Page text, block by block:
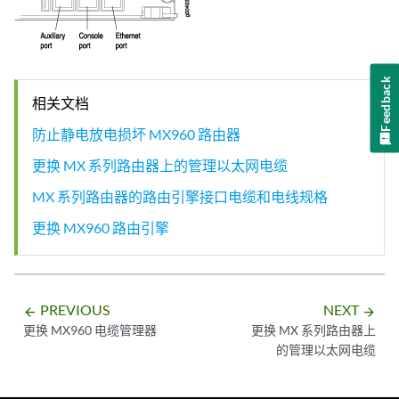
相关文档
防止静电放电损坏 MX960 路由器
更换 MX 系列路由器上的管理以太网电缆
MX 系列路由器的路由引擎接口电缆和电线规格
更换 MX960 路由引擎
arrow_backward PREVIOUS
更换 MX960 电缆管理器
NEXT arrow_forward
更换 MX 系列路由器上
的管理以太网电缆
Feedback